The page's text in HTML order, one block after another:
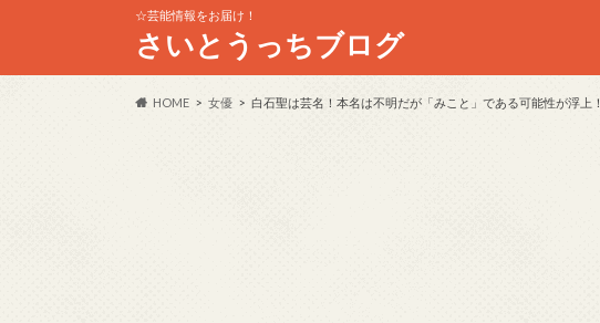
☆芸能情報をお届け！
さいとうっちブログ
HOME 女優 白石聖は芸名！本名は不明だが「みこと」である可能性が浮上！